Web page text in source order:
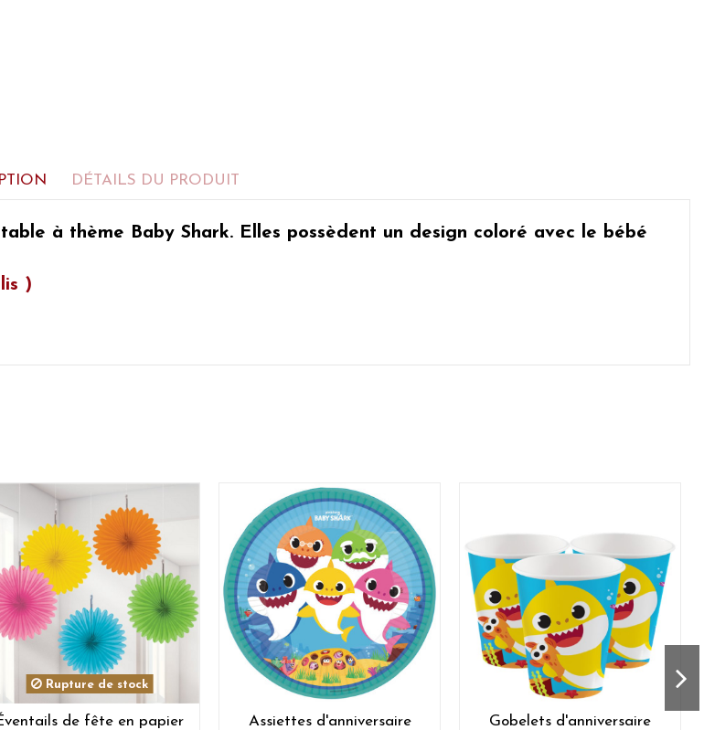
DÉTAILS DU PRODUIT
à thème Baby Shark. Elles possèdent un design coloré avec le bébé
)
Rupture de stock
de fête en papier
Assiettes d'anniversaire
Gobelets d'anniversaire